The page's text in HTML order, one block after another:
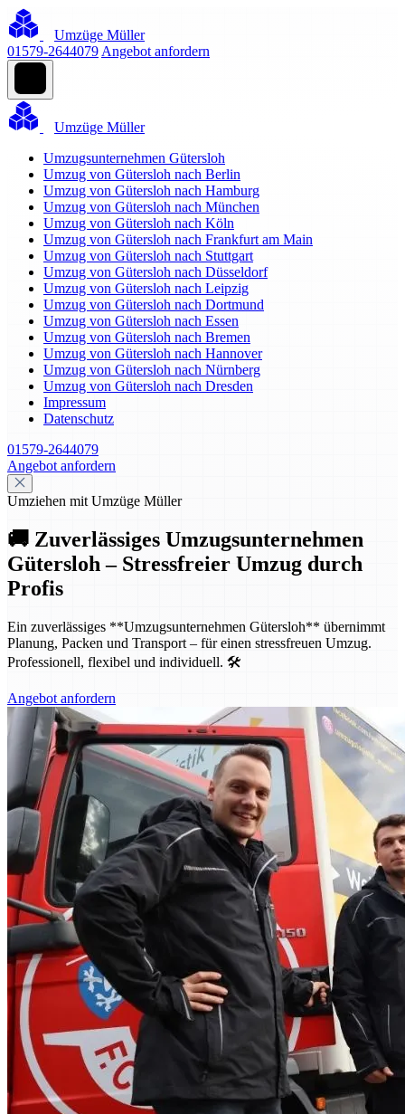
Umzüge Müller
01579-2644079 Angebot anfordern
Umzüge Müller
Umzugsunternehmen Gütersloh
Umzug von Gütersloh nach Berlin
Umzug von Gütersloh nach Hamburg
Umzug von Gütersloh nach München
Umzug von Gütersloh nach Köln
Umzug von Gütersloh nach Frankfurt am Main
Umzug von Gütersloh nach Stuttgart
Umzug von Gütersloh nach Düsseldorf
Umzug von Gütersloh nach Leipzig
Umzug von Gütersloh nach Dortmund
Umzug von Gütersloh nach Essen
Umzug von Gütersloh nach Bremen
Umzug von Gütersloh nach Hannover
Umzug von Gütersloh nach Nürnberg
Umzug von Gütersloh nach Dresden
Impressum
Datenschutz
01579-2644079
Angebot anfordern
Umziehen mit Umzüge Müller
🚚 Zuverlässiges Umzugsunternehmen
Gütersloh – Stressfreier Umzug durch
Profis
Ein zuverlässiges **Umzugsunternehmen Gütersloh** übernimmt
Planung, Packen und Transport – für einen stressfreuen Umzug.
Professionell, flexibel und individuell. 🛠️
Angebot anfordern